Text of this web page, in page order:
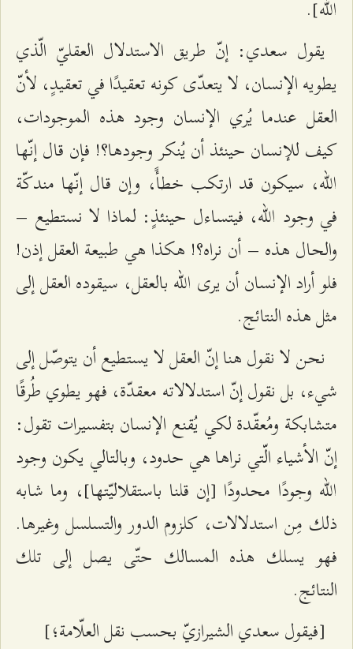
الله].
يقول سعدي: إنّ طريق الاستدلال العقليّ الّذي
يطويه الإنسان، لا يتعدّى كونه تعقيدًا في تعقيدٍ، لأنّ
العقل عندما يُري الإنسان وجود هذه الموجودات،
كيف للإنسان حينئذ أن يُنكر وجودها؟! فإن قال إنّها
الله، سيكون قد ارتكب خطأً، وإن قال إنّها مندكّة
في وجود الله، فيتساءل حينئذٍ: لماذا لا نستطيع –
والحال هذه – أن نراه؟! هكذا هي طبيعة العقل إذن!
فلو أراد الإنسان أن يرى الله بالعقل، سيقوده العقل إلى
مثل هذه النتائج.
نحن لا نقول هنا إنّ العقل لا يستطيع أن يتوصّل إلى
شيء، بل نقول إنّ استدلالاته معقدّة، فهو يطوي طُرقًا
متشابكة ومُعقّدة لكي يُقنع الإنسان بتفسيرات تقول:
إنّ الأشياء الّتي نراها هي حدود، وبالتالي يكون وجود
الله وجودًا محدودًا [إن قلنا باستقلاليّتها]، وما شابه
ذلك مِن استدلالات، كلزوم الدور والتسلسل وغيرها.
فهو يسلك هذه المسالك حتّى يصل إلى تلك
النتائج.
[فيقول سعدي الشيرازيّ بحسب نقل العلّامة؛]